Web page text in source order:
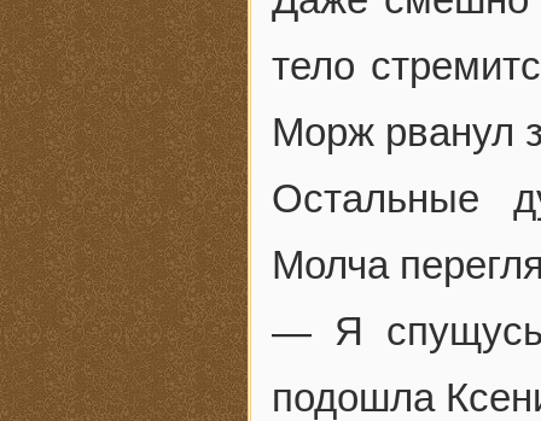
тело
Морж рванул
Остальные
Молча
— Я спущусь
подошла